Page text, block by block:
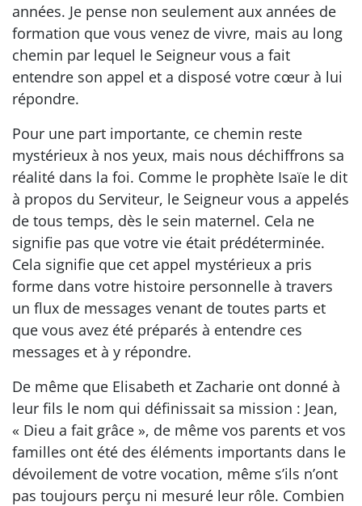
années. Je pense non seulement aux années de
formation que vous venez de vivre, mais au long
chemin par lequel le Seigneur vous a fait
entendre son appel et a disposé votre cœur à lui
répondre.
Pour une part importante, ce chemin reste
mystérieux à nos yeux, mais nous déchiffrons sa
réalité dans la foi. Comme le prophète Isaïe le dit
à propos du Serviteur, le Seigneur vous a appelés
de tous temps, dès le sein maternel. Cela ne
signifie pas que votre vie était prédéterminée.
Cela signifie que cet appel mystérieux a pris
forme dans votre histoire personnelle à travers
un flux de messages venant de toutes parts et
que vous avez été préparés à entendre ces
messages et à y répondre.
De même que Elisabeth et Zacharie ont donné à
leur fils le nom qui définissait sa mission : Jean,
« Dieu a fait grâce », de même vos parents et vos
familles ont été des éléments importants dans le
dévoilement de votre vocation, même s’ils n’ont
pas toujours perçu ni mesuré leur rôle. Combien